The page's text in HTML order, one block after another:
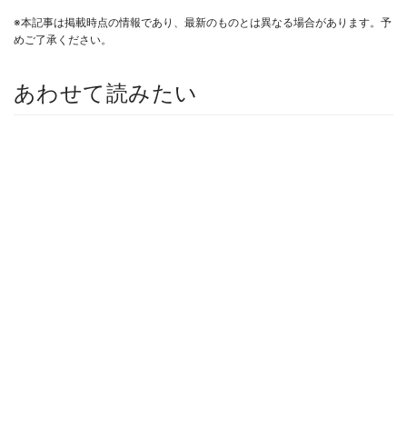
※本記事は掲載時点の情報であり、最新のものとは異なる場合があります。予
めご了承ください。
あわせて読みたい